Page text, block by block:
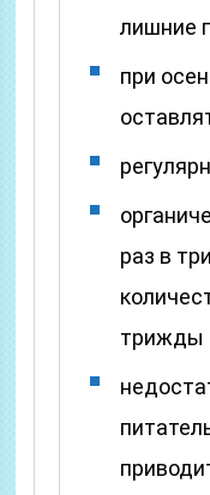
лишние
при
раз в
трижды